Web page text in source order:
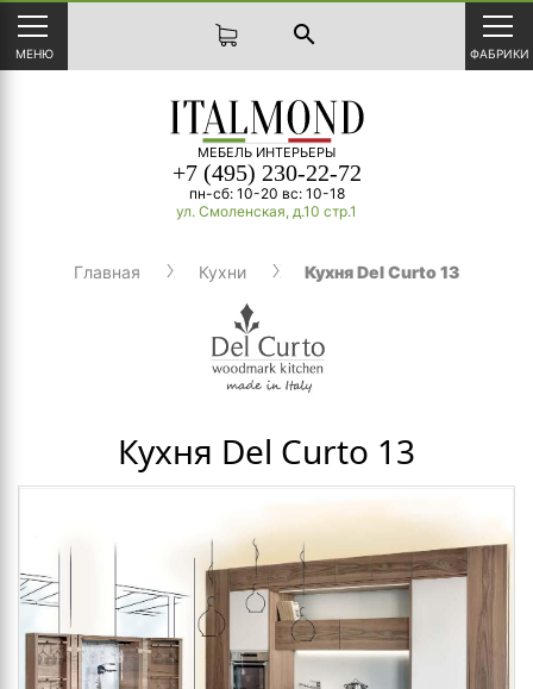
МЕНЮ
search
ФАБРИКИ
МЕБЕЛЬ ИНТЕРЬЕРЫ
+7 (495) 230-22-72
пн-сб: 10-20 вс: 10-18
ул. Смоленская, д.10 стр.1
Главная Кухни Кухня Del Curto 13
Кухня Del Curto 13